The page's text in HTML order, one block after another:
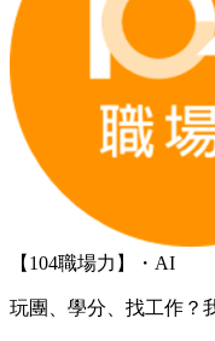
【104職場力】・AI
玩團、學分、找工作？